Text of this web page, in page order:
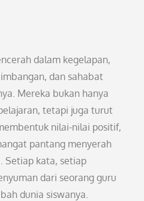
dalam kegelapan,
dan sahabat
Mereka bukan hanya
tetapi juga turut
nilai-nilai positif,
pantang menyerah
Setiap kata, setiap
dari seorang guru
dunia siswanya.